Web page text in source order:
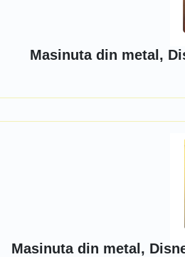
Masinuta din metal,
Masinuta din metal,